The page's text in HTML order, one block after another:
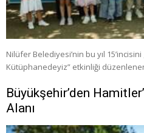
Nilüfer Belediyesi’nin bu yıl
Kütüphanedeyiz” etkinliği
Büyükşehir’den
Alanı